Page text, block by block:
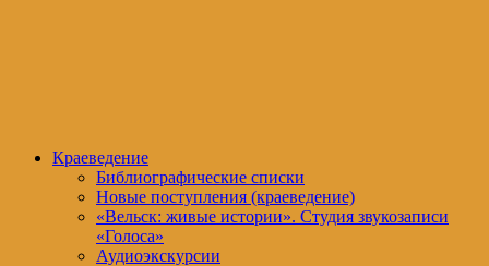
Краеведение
Библиографические списки
Новые поступления (краеведение)
«Вельск: живые истории». Студия звукозаписи
«Голоса»
Аудиоэкскурсии